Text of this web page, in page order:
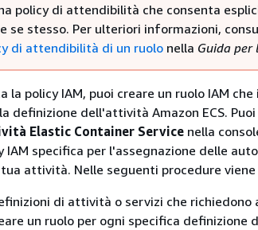
policy di attendibilità che consenta
se stesso. Per ulteriori informazioni,
di attendibilità di un ruolo nella Guida per
la policy IAM, puoi creare un ruolo IAM
definizione dell'attività Amazon ECS.
Elastic Container Service nella
IAM specifica per l'assegnazione delle
attività. Nelle seguenti procedure
di attività o servizi che richiedono
un ruolo per ogni specifica definizione